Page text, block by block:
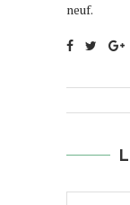
neuf.